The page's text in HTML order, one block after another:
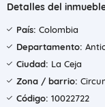
Detalles del
País: Colombia
Departamento:
Ciudad: La Ceja
Zona / barrio:
Código: 10022722